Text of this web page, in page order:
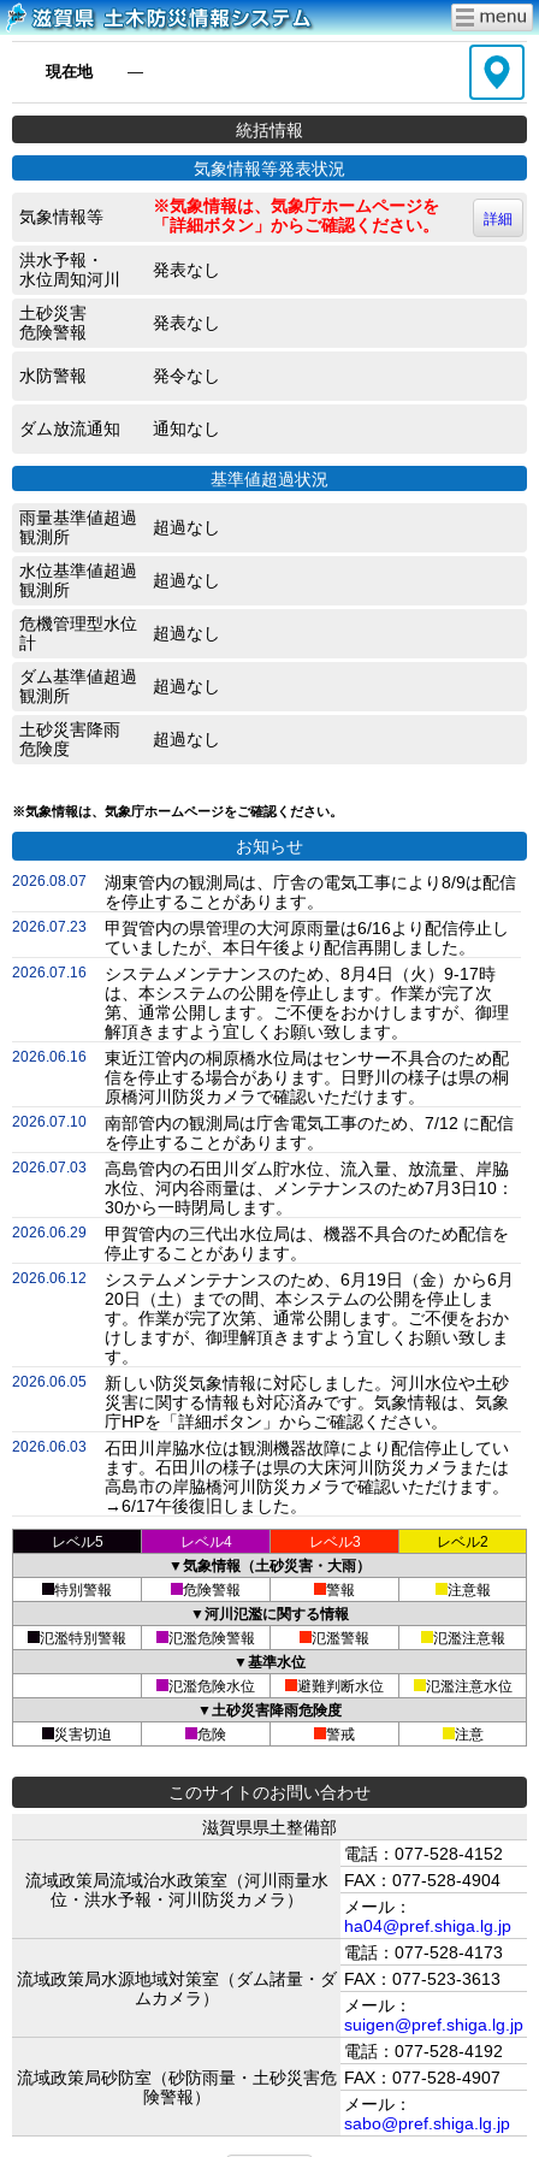
現在地 ―
統括情報
気象情報等発表状況
気象情報等
※気象情報は、気象庁ホームページを
「詳細ボタン」からご確認ください。
詳細
洪水予報・
水位周知河川
発表なし
土砂災害
危険警報
発表なし
水防警報 発令なし
ダム放流通知 通知なし
基準値超過状況
雨量基準値超過
観測所
超過なし
水位基準値超過
観測所
超過なし
危機管理型水位
計
超過なし
ダム基準値超過
観測所
超過なし
土砂災害降雨
危険度
超過なし
※気象情報は、気象庁ホームページをご確認ください。
お知らせ
2026.08.07
湖東管内の観測局は、庁舎の電気工事により8/9は配信
を停止することがあります。
2026.07.23
甲賀管内の県管理の大河原雨量は6/16より配信停止し
ていましたが、本日午後より配信再開しました。
2026.07.16
システムメンテナンスのため、8月4日（火）9-17時
は、本システムの公開を停止します。作業が完了次
第、通常公開します。ご不便をおかけしますが、御理
解頂きますよう宜しくお願い致します。
2026.06.16
東近江管内の桐原橋水位局はセンサー不具合のため配
信を停止する場合があります。日野川の様子は県の桐
原橋河川防災カメラで確認いただけます。
2026.07.10
南部管内の観測局は庁舎電気工事のため、7/12 に配信
を停止することがあります。
2026.07.03
高島管内の石田川ダム貯水位、流入量、放流量、岸脇
水位、河内谷雨量は、メンテナンスのため7月3日10：
30から一時閉局します。
2026.06.29
甲賀管内の三代出水位局は、機器不具合のため配信を
停止することがあります。
2026.06.12
システムメンテナンスのため、6月19日（金）から6月
20日（土）までの間、本システムの公開を停止しま
す。作業が完了次第、通常公開します。ご不便をおか
けしますが、御理解頂きますよう宜しくお願い致しま
す。
2026.06.05
新しい防災気象情報に対応しました。河川水位や土砂
災害に関する情報も対応済みです。気象情報は、気象
庁HPを「詳細ボタン」からご確認ください。
2026.06.03
石田川岸脇水位は観測機器故障により配信停止してい
ます。石田川の様子は県の大床河川防災カメラまたは
高島市の岸脇橋河川防災カメラで確認いただけます。
→6/17午後復旧しました。
レベル5 レベル4 レベル3
レベル2
▼気象情報（土砂災害・大雨）
特別警報
危険警報 警報
注意報
▼河川氾濫に関する情報
氾濫特別警報
氾濫危険警報 氾濫警報
氾濫注意報
▼基準水位
氾濫危険水位
避難判断水位
氾濫注意水位
▼土砂災害降雨危険度
災害切迫
危険 警戒 注意
このサイトのお問い合わせ
滋賀県県土整備部
流域政策局流域治水政策室（河川雨量水
位・洪水予報・河川防災カメラ）
電話：077-528-4152
FAX：077-528-4904
メール：
ha04@pref.shiga.lg.jp
流域政策局水源地域対策室（ダム諸量・ダ
ムカメラ）
電話：077-528-4173
FAX：077-523-3613
メール：
suigen@pref.shiga.lg.jp
流域政策局砂防室（砂防雨量・土砂災害危
険警報）
電話：077-528-4192
FAX：077-528-4907
メール：
sabo@pref.shiga.lg.jp